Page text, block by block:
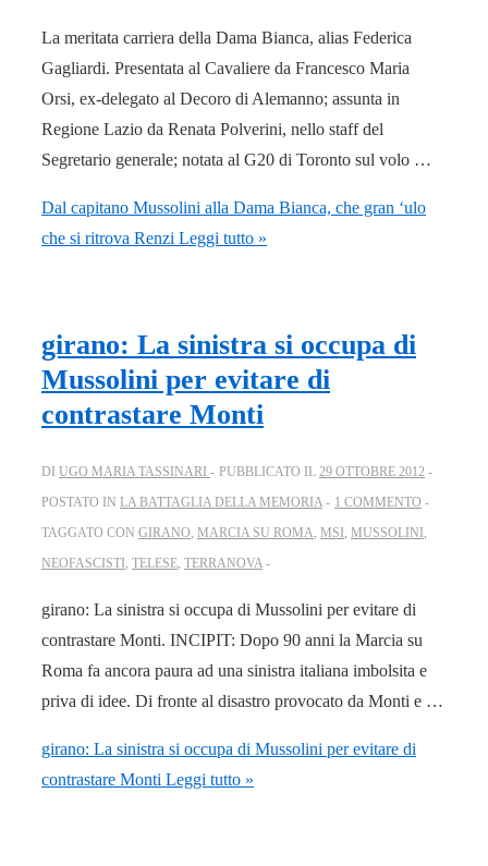
La meritata carriera della Dama Bianca, alias Federica
Gagliardi. Presentata al Cavaliere da Francesco Maria
Orsi, ex-delegato al Decoro di Alemanno; assunta in
Regione Lazio da Renata Polverini, nello staff del
Segretario generale; notata al G20 di Toronto sul volo …
Dal capitano Mussolini alla Dama Bianca, che gran ‘ulo
che si ritrova Renzi Leggi tutto »
girano: La sinistra si occupa di
Mussolini per evitare di
contrastare Monti
DI UGO MARIA TASSINARI PUBBLICATO IL 29 OTTOBRE 2012
POSTATO IN LA BATTAGLIA DELLA MEMORIA
1 COMMENTO
TAGGATO CON GIRANO, MARCIA SU ROMA, MSI , MUSSOLINI ,
NEOFASCISTI , TELESE, TERRANOVA
girano: La sinistra si occupa di Mussolini per evitare di
contrastare Monti. INCIPIT: Dopo 90 anni la Marcia su
Roma fa ancora paura ad una sinistra italiana imbolsita e
priva di idee. Di fronte al disastro provocato da Monti e …
girano: La sinistra si occupa di Mussolini per evitare di
contrastare Monti Leggi tutto »